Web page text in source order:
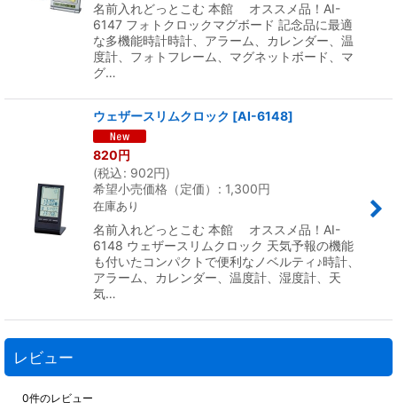
名前入れどっとこむ 本館 オススメ品！AI-
6147 フォトクロックマグボード 記念品に最適
な多機能時計時計、アラーム、カレンダー、温
度計、フォトフレーム、マグネットボード、マ
グ…
ウェザースリムクロック [AI-6148]
820円
(税込: 902円)
希望小売価格（定価）
: 1,300円
在庫あり
名前入れどっとこむ 本館 オススメ品！AI-
6148 ウェザースリムクロック 天気予報の機能
も付いたコンパクトで便利なノベルティ♪時計、
アラーム、カレンダー、温度計、湿度計、天
気…
レビュー
0件のレビュー